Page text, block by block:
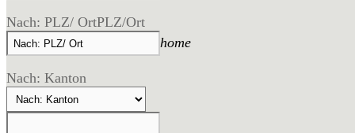
Nach: PLZ/ OrtPLZ/Ort
home
Nach: Kanton